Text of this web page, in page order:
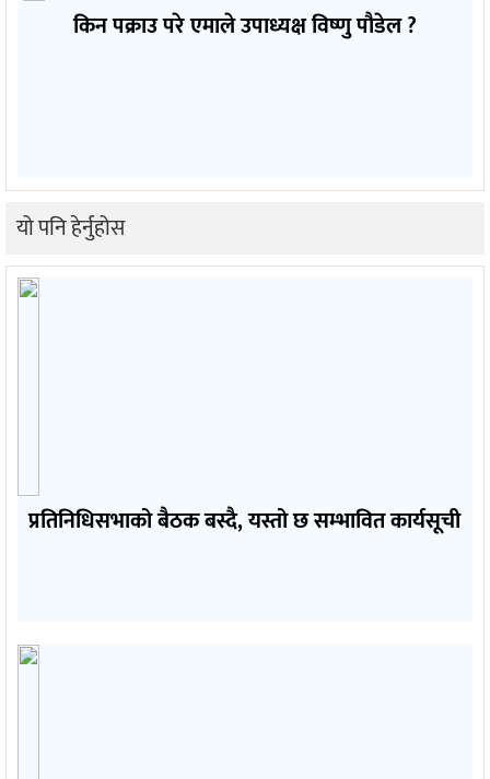
किन पक्राउ परे एमाले उपाध्यक्ष विष्णु पौडेल ?
यो पनि हेर्नुहोस
प्रतिनिधिसभाको बैठक बस्दै, यस्तो छ सम्भावित कार्यसूची